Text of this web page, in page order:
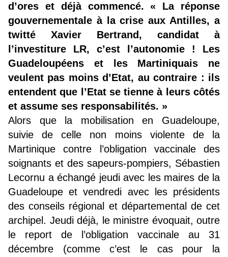
d’ores et déjà commencé. « La réponse
gouvernementale à la crise aux Antilles, a
twitté Xavier Bertrand, candidat à
l’investiture LR, c’est l’autonomie ! Les
Guadeloupéens et les Martiniquais ne
veulent pas moins d’Etat, au contraire : ils
entendent que l’Etat se tienne à leurs côtés
et assume ses responsabilités. »
Alors que la mobilisation en Guadeloupe,
suivie de celle non moins violente de la
Martinique contre l’obligation vaccinale des
soignants et des sapeurs-pompiers, Sébastien
Lecornu a échangé jeudi avec les maires de la
Guadeloupe et vendredi avec les présidents
des conseils régional et départemental de cet
archipel. Jeudi déjà, le ministre évoquait, outre
le report de l’obligation vaccinale au 31
décembre (comme c’est le cas pour la